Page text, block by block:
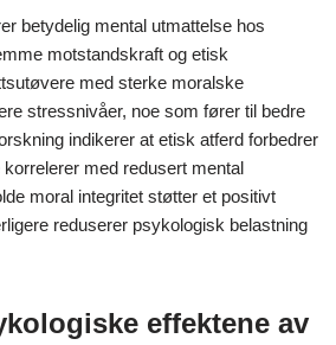
betydelig mental utmattelse hos
motstandskraft og etisk
med sterke moralske
stressnivåer, noe som fører til bedre
indikerer at etisk atferd forbedrer
med redusert mental
moral integritet støtter et positivt
reduserer psykologisk belastning
effektene av